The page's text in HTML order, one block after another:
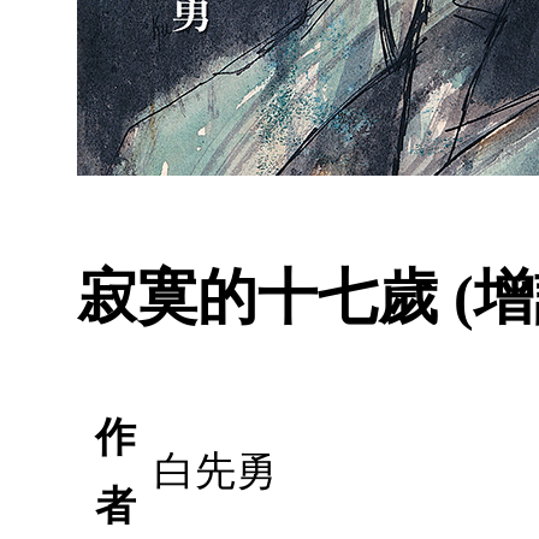
寂寞的十七歲 (
作
者
白先勇